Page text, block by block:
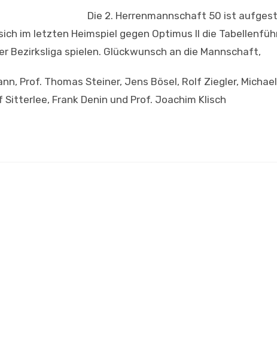
Die 2. Herrenmannschaft 50 ist
im letzten Heimspiel gegen Optimus II die
Bezirksliga spielen. Glückwunsch an die Mannschaft,
Prof. Thomas Steiner, Jens Bösel, Rolf Ziegler,
Sitterlee, Frank Denin und Prof. Joachim Klisch